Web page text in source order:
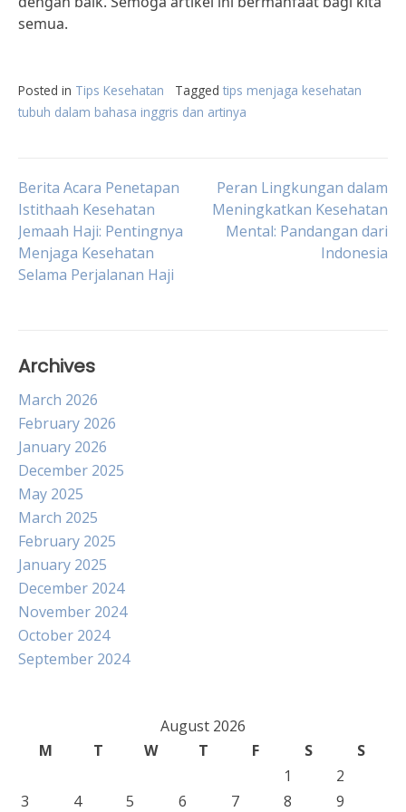
semua.
Posted in Tips Kesehatan Tagged tips menjaga kesehatan
tubuh dalam bahasa inggris dan artinya
Post
navigation
Berita Acara Penetapan
Istithaah Kesehatan
Jemaah Haji: Pentingnya
Menjaga Kesehatan
Selama Perjalanan Haji
Peran Lingkungan dalam
Meningkatkan Kesehatan
Mental: Pandangan dari
Indonesia
Archives
March 2026
February 2026
January 2026
December 2025
May 2025
March 2025
February 2025
January 2025
December 2024
November 2024
October 2024
September 2024
August 2026
M
T W T F S
S
1
2
3
4 5 6 7 8
9